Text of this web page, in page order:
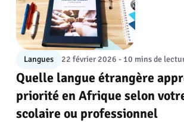
Langues 22 février 2026 - 10 mins de
Quelle langue étrangère
priorité en Afrique selon
scolaire ou professionnel